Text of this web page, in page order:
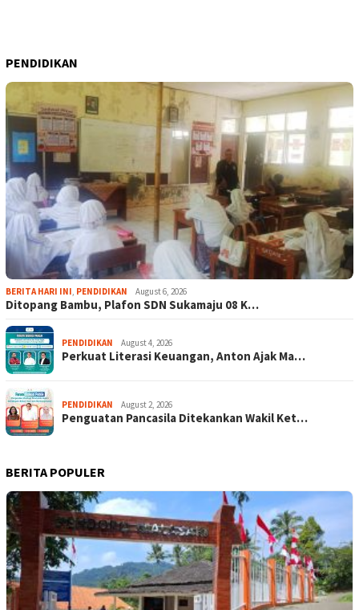
PENDIDIKAN
BERITA HARI INI, PENDIDIKAN August 6, 2026
Ditopang Bambu, Plafon SDN Sukamaju 08 K…
PENDIDIKAN August 4, 2026
Perkuat Literasi Keuangan, Anton Ajak Ma…
PENDIDIKAN August 2, 2026
Penguatan Pancasila Ditekankan Wakil Ket…
BERITA POPULER